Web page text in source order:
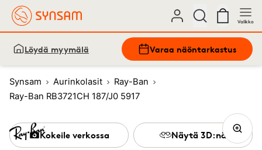
Valikko
Löydä myymälä Varaa näöntarkastus
Synsam Aurinkolasit
Ray-Ban
Ray-Ban RB3721CH 187/J0 5917
Kokeile verkossa Näytä 3D:nä